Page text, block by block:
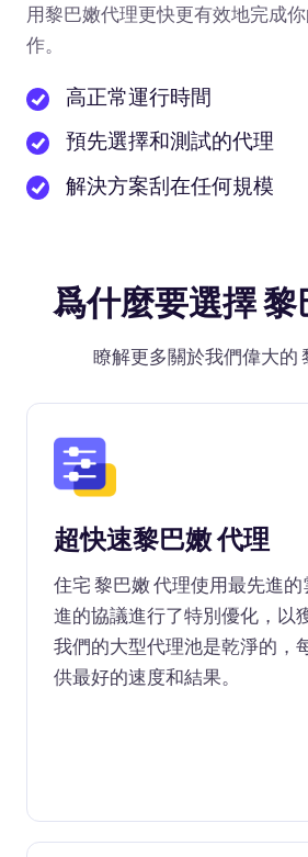
用黎巴嫩代理更快更有效地完成
作。
高正常運行時間
預先選擇和測試的代理
解決方案刮在任何規模
爲什麼要選擇 黎
瞭解更多關於我們偉大的
超快速黎巴嫩 代理
住宅 黎巴嫩 代理使用最先進
進的協議進行了特別優化，以
我們的大型代理池是乾淨的，
供最好的速度和結果。